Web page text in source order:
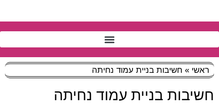
ראשי » חשיבות בניית עמוד נחיתה
חשיבות בניית עמוד נחיתה